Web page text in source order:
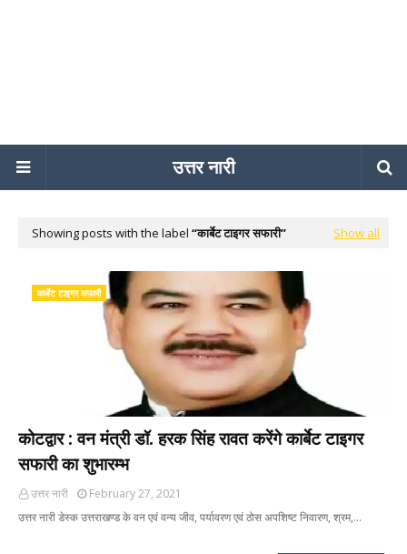
उत्तर नारी
Showing posts with the label कार्बेट टाइगर सफारी Show all
कार्बेट टाइगर सफारी
कोटद्वार : वन मंत्री डॉ. हरक सिंह रावत करेंगे कार्बेट टाइगर
सफारी का शुभारम्भ
उत्तर नारी
February 27, 2021
उत्तर नारी डेस्क उत्तराखण्ड के वन एवं वन्य जीव, पर्यावरण एवं ठोस अपशिष्ट निवारण, श्रम,…